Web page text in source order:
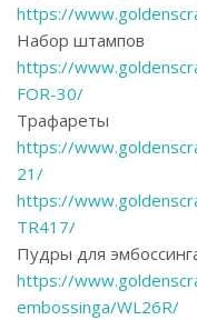
https://
Набор штампов
https://
FOR-30/
Трафареты
https://
21/
https://
TR417/
Пудры для
https://
embossinga/WL26R/